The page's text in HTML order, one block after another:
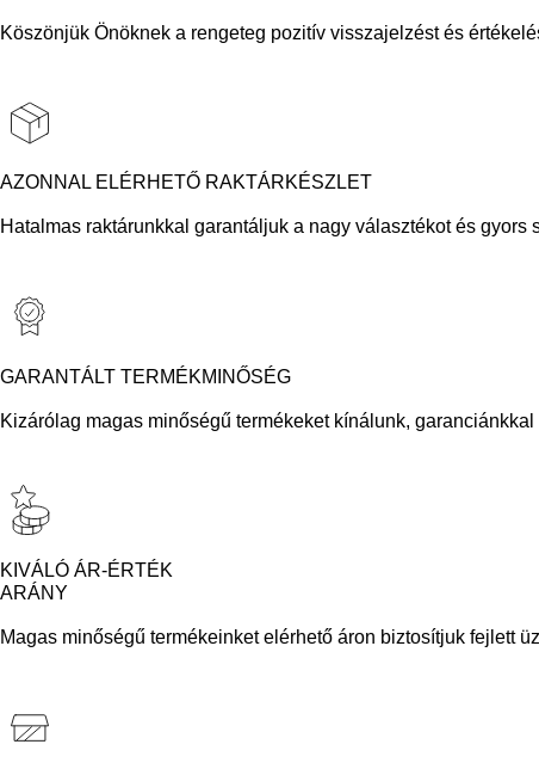
Köszönjük Önöknek a rengeteg pozitív visszajelzést és
AZONNAL ELÉRHETŐ RAKTÁRKÉSZLET
Hatalmas raktárunkkal garantáljuk a nagy választékot és gyors
GARANTÁLT TERMÉKMINŐSÉG
Kizárólag magas minőségű termékeket kínálunk, garanciánkkal
KIVÁLÓ ÁR-ÉRTÉK
ARÁNY
Magas minőségű termékeinket elérhető áron biztosítjuk fejlett